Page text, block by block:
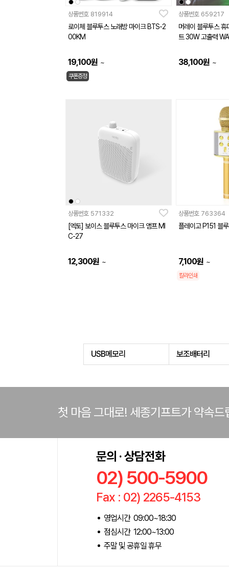
상품번호 819914
로이체 블루투스 노래방 마이크 BTS-2
00KM
19,100원 ~
쿠폰증정
상품번호 659217
머레이 블루투스
트 30W 고출력
38,100원 ~
상품번호 571332
[엑토] 보이스 블루투스 마이크 앰프 MI
C-27
12,300원 ~
상품번호 763364
플레이고 P151 블
7,100원 ~
칼라인쇄
USB메모리 보조배터리
첫 마음 그대로! 세종기프트가 약속드
문의 · 상담전화
02) 500-5900
Fax : 02) 2265-4153
영업시간 09:00~18:30
점심시간 12:00~13:00
주말 및 공휴일 휴무